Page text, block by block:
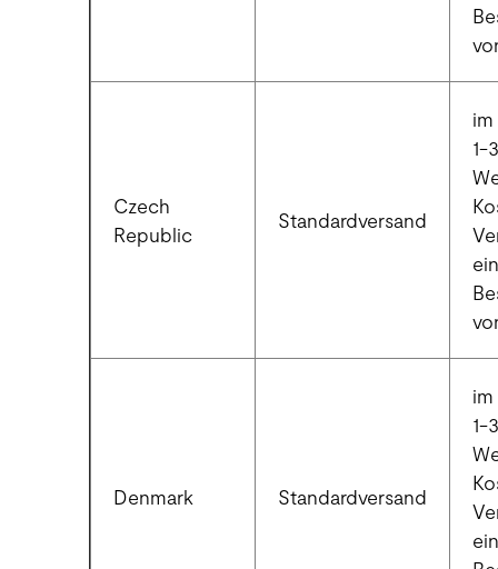
Czech
Republic
Standardversand
1-3
Denmark Standardversand
1-3